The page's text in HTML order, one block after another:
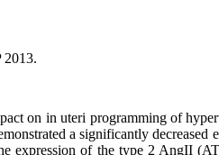
on in uteri programming of
a significantly decreased
expression of the type 2 AngII